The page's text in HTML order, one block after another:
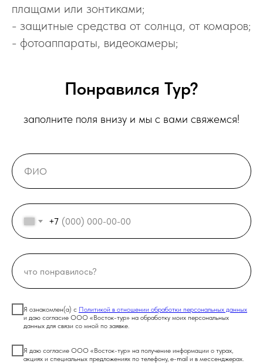
плащами или зонтиками;
- защитные средства от солнца, от комаров;
- фотоаппараты, видеокамеры;
Понравился Тур?
заполните поля внизу и мы с вами свяжемся!
+7
Я ознакомлен(а) с Политикой в отношении обработки персональных данных
и даю согласие ООО «Восток-тур» на обработку моих персональных
данных для связи со мной по заявке.
Я даю согласие ООО «Восток-тур» на получение информации о турах,
акциях и специальных предложениях по телефону, e-mail и в мессенджерах.